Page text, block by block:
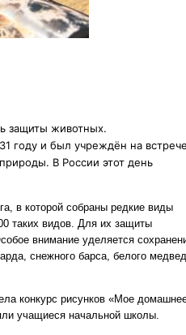
защиты животных.
году и был учреждён на
В России этот день
в которой собраны редкие виды
таких видов. Для их защиты
внимание уделяется
снежного барса, белого
конкурс рисунков «Мое
учащиеся начальной школы.